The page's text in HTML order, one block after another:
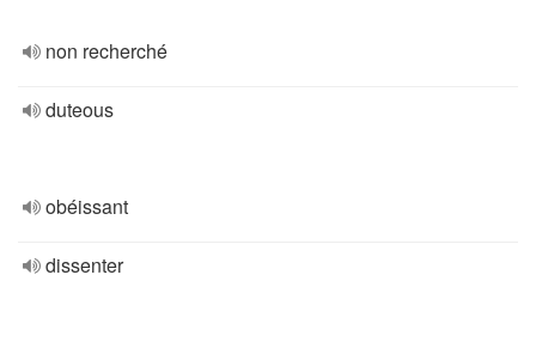
non recherché
duteous
obéissant
dissenter